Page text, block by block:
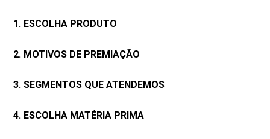
1. ESCOLHA PRODUTO
2. MOTIVOS DE PREMIAÇÃO
3. SEGMENTOS QUE ATENDEMOS
4. ESCOLHA MATÉRIA PRIMA